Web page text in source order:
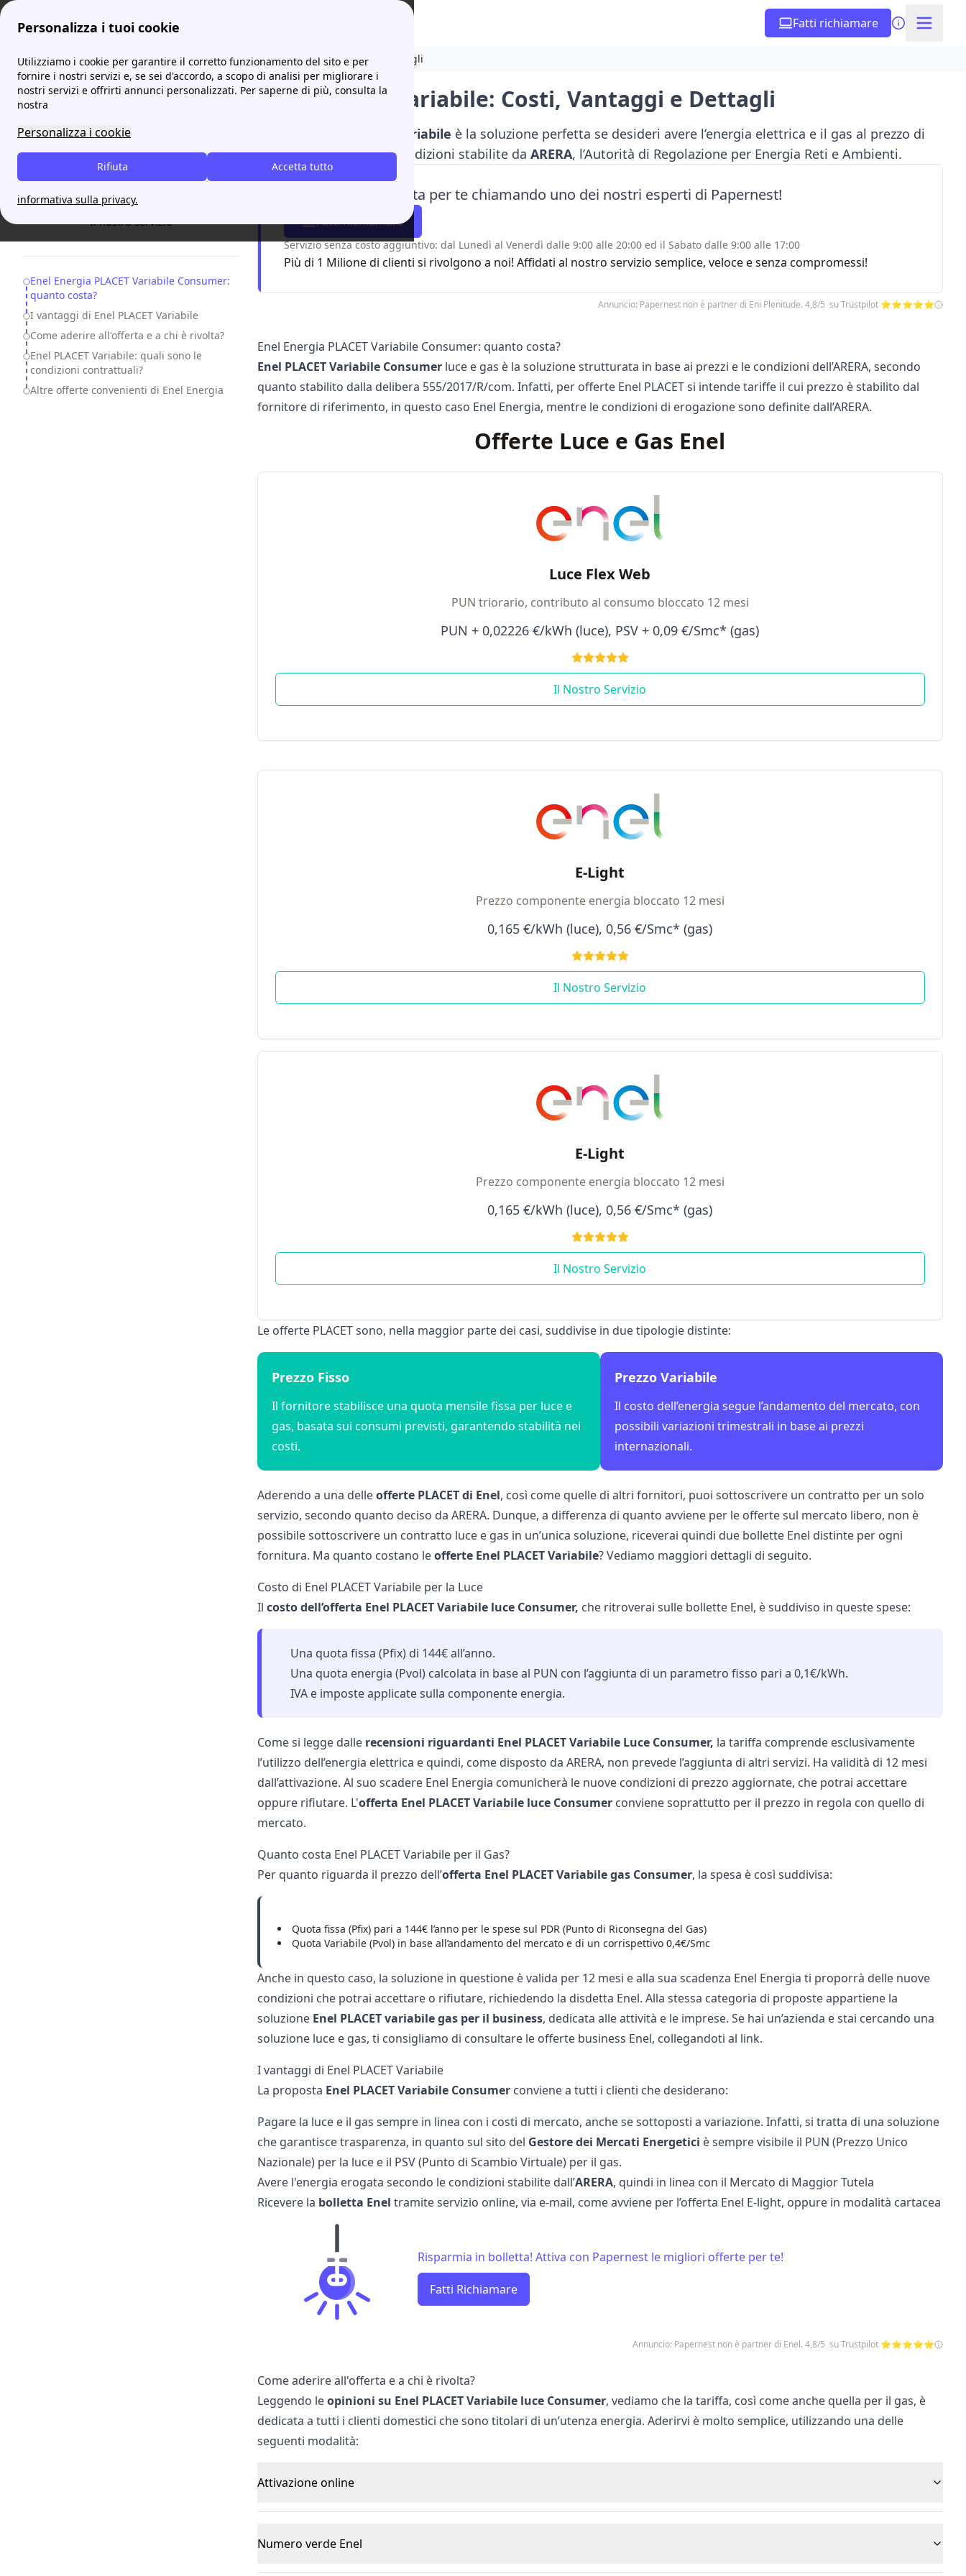
Personalizza i tuoi cookie
Utilizziamo i cookie per garantire il corretto funzionamento del sito e per
fornire i nostri servizi e, se sei d'accordo, a scopo di analisi per migliorare i
nostri servizi e offrirti annunci personalizzati. Per saperne di più, consulta la
nostra
Personalizza i cookie
Accetta tutto
Rifiuta
informativa sulla privacy.
Fatti richiamare
ProntoBolletta MoreEnel Offerte Enel PLACET Variabile: Costi, Vantaggi e Dettagli
Il nostro servizio
Table of Contents
Enel Energia PLACET Variabile Consumer:
quanto costa?
I vantaggi di Enel PLACET Variabile
Come aderire all'offerta e a chi è rivolta?
Enel PLACET Variabile: quali sono le
condizioni contrattuali?
Altre offerte convenienti di Enel Energia
Enel PLACET Variabile: Costi, Vantaggi e Dettagli
offerta Enel PLACET Variabile è la soluzione perfetta se desideri avere l’energia elettrica e il gas al prezzo di
mercato e secondo le condizioni stabilite da ARERA, l’Autorità di Regolazione per Energia Reti e Ambienti.
Scopri l'offerta giusta per te chiamando uno dei nostri esperti di Papernest!
Fatti Richiamare
Servizio senza costo aggiuntivo: dal Lunedì al Venerdì dalle 9:00 alle 20:00 ed il Sabato dalle 9:00 alle 17:00
Più di 1 Milione di clienti si rivolgono a noi! Affidati al nostro servizio semplice, veloce e senza compromessi!
Annuncio: Papernest non è partner di Eni Plenitude. 4,8/5 su Trustpilot ⭐⭐⭐⭐⭐
Enel Energia PLACET Variabile Consumer: quanto costa?
Enel PLACET Variabile Consumerluce e gas è la soluzione strutturata in base ai prezzi e le condizioni dell’ARERA, secondo
quanto stabilito dalla delibera 555/2017/R/com. Infatti, per offerte Enel PLACET si intende tariffe il cui prezzo è stabilito dal
fornitore di riferimento, in questo caso Enel Energia, mentre le condizioni di erogazione sono definite dall’ARERA.
Offerte Luce e Gas Enel
Luce Flex Web
PUN triorario, contributo al consumo bloccato 12 mesi
PUN + 0,02226 €/kWh (luce), PSV + 0,09 €/Smc* (gas)
Il Nostro Servizio
E-Light
Prezzo componente energia bloccato 12 mesi
0,165 €/kWh (luce), 0,56 €/Smc* (gas)
Il Nostro Servizio
E-Light
Prezzo componente energia bloccato 12 mesi
0,165 €/kWh (luce), 0,56 €/Smc* (gas)
Il Nostro Servizio
Le offerte PLACET sono, nella maggior parte dei casi, suddivise in due tipologie distinte:
Prezzo Fisso
Il fornitore stabilisce una quota mensile fissa per luce e
gas, basata sui consumi previsti, garantendo stabilità nei
costi.
Prezzo Variabile
Il costo dell’energia segue l’andamento del mercato, con
possibili variazioni trimestrali in base ai prezzi
internazionali.
Aderendo a una delleofferte PLACET di Enel, così come quelle di altri fornitori, puoi sottoscrivere un contratto per un solo
servizio, secondo quanto deciso da ARERA. Dunque, a differenza di quanto avviene per le offerte sul mercato libero, non è
possibile sottoscrivere un contratto luce e gas in un’unica soluzione, riceverai quindi due bollette Enel distinte per ogni
fornitura. Ma quanto costano leofferte Enel PLACET Variabile? Vediamo maggiori dettagli di seguito.
Costo di Enel PLACET Variabile per la Luce
Il costo dell’offerta Enel PLACET Variabile luce Consumer, che ritroverai sulle bollette Enel, è suddiviso in queste spese:
Una quota fissa (Pfix) di 144€ all’anno.
Una quota energia (Pvol) calcolata in base al PUN con l’aggiunta di un parametro fisso pari a 0,1€/kWh.
IVA e imposte applicate sulla componente energia.
Come si legge dalle recensioni riguardanti Enel PLACET Variabile Luce Consumer, la tariffa comprende esclusivamente
l’utilizzo dell’energia elettrica e quindi, come disposto da ARERA, non prevede l’aggiunta di altri servizi. Ha validità di 12 mesi
dall’attivazione. Al suo scadere Enel Energia comunicherà le nuove condizioni di prezzo aggiornate, che potrai accettare
oppure rifiutare. L'offerta Enel PLACET Variabile luce Consumer conviene soprattutto per il prezzo in regola con quello di
mercato.
Quanto costa Enel PLACET Variabile per il Gas?
Per quanto riguarda il prezzo dell’offerta Enel PLACET Variabile gas Consumer, la spesa è così suddivisa:
Quota fissa (Pfix) pari a 144€ l’anno per le spese sul PDR (Punto di Riconsegna del Gas)
Quota Variabile (Pvol) in base all’andamento del mercato e di un corrispettivo 0,4€/Smc
Anche in questo caso, la soluzione in questione è valida per 12 mesi e alla sua scadenza Enel Energia ti proporrà delle nuove
condizioni che potrai accettare o rifiutare, richiedendo la disdetta Enel. Alla stessa categoria di proposte appartiene la
soluzioneEnel PLACET variabile gas per il business, dedicata alle attività e le imprese. Se hai un’azienda e stai cercando una
soluzione luce e gas, ti consigliamo di consultare le offerte business Enel, collegandoti al link.
I vantaggi di Enel PLACET Variabile
La proposta Enel PLACET Variabile Consumer conviene a tutti i clienti che desiderano:
Pagare la luce e il gas sempre in linea con i costi di mercato, anche se sottoposti a variazione. Infatti, si tratta di una soluzione
che garantisce trasparenza, in quanto sul sito del Gestore dei Mercati Energetici è sempre visibile il PUN (Prezzo Unico
Nazionale) per la luce e il PSV (Punto di Scambio Virtuale) per il gas.
Avere l'energia erogata secondo le condizioni stabilite dall’ARERA, quindi in linea con il Mercato di Maggior Tutela
Ricevere la bolletta Enel tramite servizio online, via e-mail, come avviene per l’offerta Enel E-light, oppure in modalità cartacea
Risparmia in bolletta! Attiva con Papernest le migliori offerte per te!
Fatti Richiamare
Annuncio: Papernest non è partner di Enel. 4,8/5 su Trustpilot ⭐⭐⭐⭐⭐
Come aderire all'offerta e a chi è rivolta?
Leggendo leopinioni su Enel PLACET Variabile luce Consumer, vediamo che la tariffa, così come anche quella per il gas, è
dedicata a tutti i clienti domestici che sono titolari di un’utenza energia. Aderirvi è molto semplice, utilizzando una delle
seguenti modalità:
Attivazione online
Numero verde Enel